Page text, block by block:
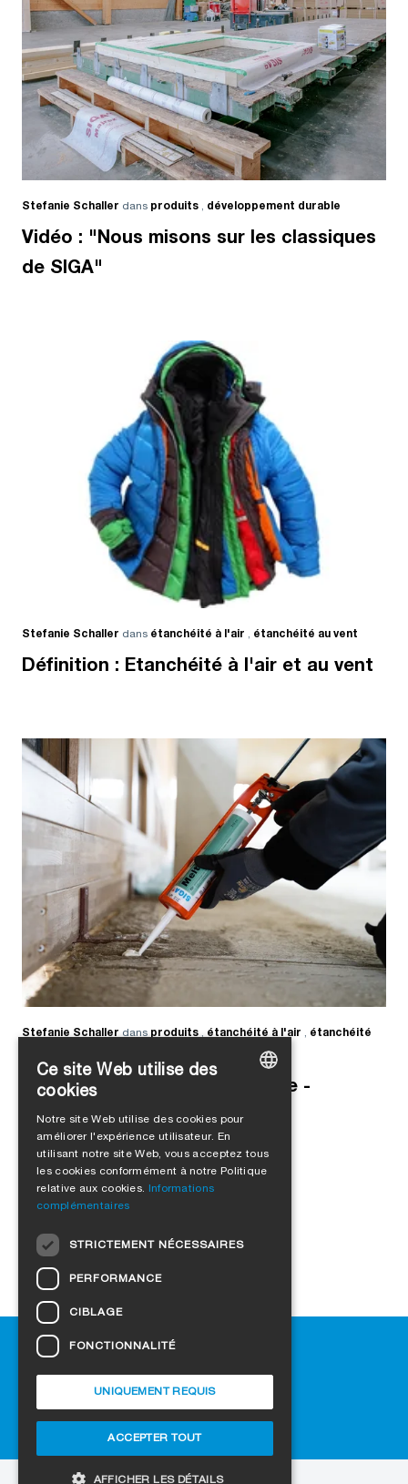
Stefanie Schaller dans produits développement durable
Vidéo : "Nous misons sur les classiques
de SIGA"
Stefanie Schaller dans étanchéité à l'air , étanchéité au vent
Définition : Etanchéité à l'air et au vent
Stefanie Schaller dans produits , étanchéité à l'air , étanchéité
Rénovation de fenêtres en vue -
Conseils de l'expert
Aide
FAQ
Paramètres des cookies
ENGLISH
FRENCH
DANISH
LATVIAN
Ce site Web utilise des
cookies
Notre site Web utilise des cookies pour
améliorer l'expérience utilisateur. En
utilisant notre site Web, vous acceptez tous
les cookies conformément à notre Politique
relative aux cookies. Informations
complémentaires
STRICTEMENT NÉCESSAIRES
PERFORMANCE
CIBLAGE
FONCTIONNALITÉ
ACCEPTER TOUT
UNIQUEMENT REQUIS
AFFICHER LES DÉTAILS